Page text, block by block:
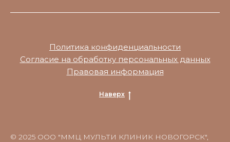
Политика конфиденциальности
Согласие на обработку персональных данных
Правовая информация
Наверх
© 2025 ООО "ММЦ МУЛЬТИ КЛИНИК НОВОГОРСК",